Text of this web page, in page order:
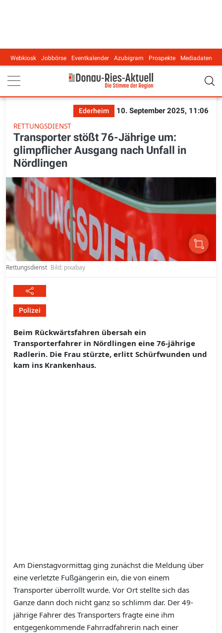
Main navigation
Webkiosk Jobbörse Eventkalender Azubigram Prospekte Mediadaten
Ederheim
10. September 2025, 11:06
RETTUNGSDIENST
Transporter stößt 76-Jährige um:
glimpflicher Ausgang nach Unfall in
Nördlingen
Rettungsdienst Bild: pixabay
Polizei
Beim Rückwärtsfahren übersah ein
Transporterfahrer in Nördlingen eine 76-jährige
Radlerin. Die Frau stürzte, erlitt Schürfwunden und
kam ins Krankenhaus.
Am Dienstagvormittag ging zunächst die Meldung über
eine verletzte Fußgängerin ein, die von einem
Transporter überrollt wurde. Vor Ort stellte sich das
Ganze dann doch nicht ganz so schlimm dar. Der 49-
jährige Fahrer des Transporters fragte eine ihm
entgegenkommende Fahrradfahrerin nach einer